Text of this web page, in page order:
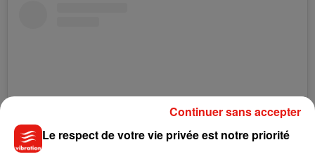
Le respect de votre vie privée est notre priorité
Continuer sans accepter